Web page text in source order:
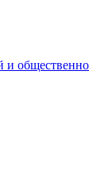
и